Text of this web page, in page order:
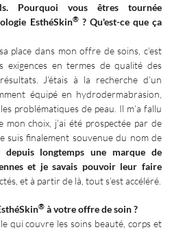
Pourquoi vous êtres tournée
EsthéSkin® ? Qu'est-ce que ça
place dans mon offre de soins, c’est
exigences en termes de qualité des
J’étais à la recherche d’un
équipé en hydrodermabrasion,
problématiques de peau. Il m’a fallu
choix, j’ai été prospectée par de
suis finalement souvenue du nom de
depuis longtemps une marque de
et je savais pouvoir leur faire
et à partir de là, tout s’est accéléré.
® à votre offre de soin?
qui couvre les soins beauté, corps et